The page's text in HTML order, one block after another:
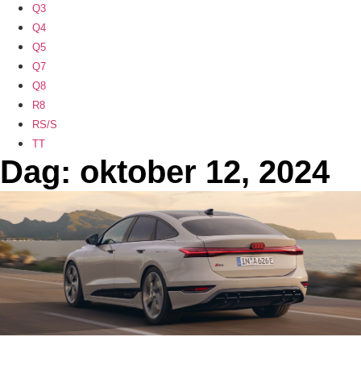
Q3
Q4
Q5
Q7
Q8
R8
RS/S
TT
Dag: oktober 12, 2024